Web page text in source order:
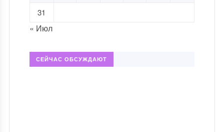
31
« Июл
СЕЙЧАС ОБСУЖДАЮТ